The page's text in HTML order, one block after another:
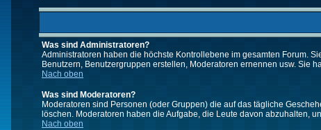
Was sind Administratoren?
Administratoren haben die höchste Kontrollebene im gesamten Forum.
Benutzern, Benutzergruppen erstellen, Moderatoren ernennen usw. Sie
Nach oben
Was sind Moderatoren?
Moderatoren sind Personen (oder Gruppen) die auf das tägliche
löschen. Moderatoren haben die Aufgabe, die Leute davon abzuhalten,
Nach oben